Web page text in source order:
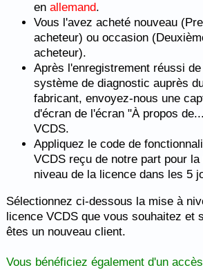
en allemand.
Vous l'avez acheté nouveau
acheteur) ou occasion
acheteur).
Après l'enregistrement réussi
système de diagnostic auprès
fabricant, envoyez-nous une
d'écran de l'écran "À propos
VCDS.
Appliquez le code de
VCDS reçu de notre part pour la
niveau de la licence dans les 5
Sélectionnez ci-dessous la mise à
licence VCDS que vous souhaitez et
êtes un nouveau client.
Vous bénéficiez également d'un accès